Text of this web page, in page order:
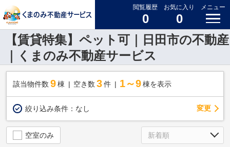
閲覧履歴
0
お気に入り
0
メニュー
【賃貸特集】ペット可｜日田市の不動産
｜くまのみ不動産サービス
該当物件数 9棟 空き数 3 件 1～9 棟を表示
絞り込み条件： なし 変更
空室のみ